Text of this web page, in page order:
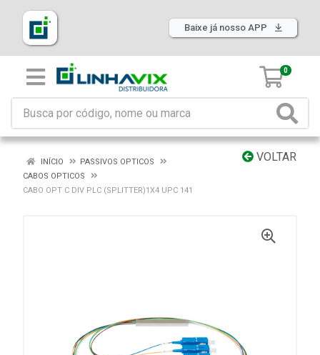
Baixe já nosso APP
0
VOLTAR
INÍCIO
PASSIVOS OPTICOS
CABOS OPTICOS
CABO OPT C DIV PLC (SPLITTER)1X4 UPC 141